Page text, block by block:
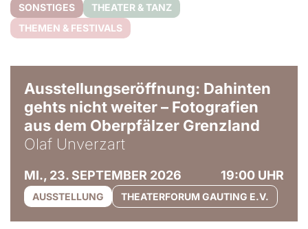
SONSTIGES
THEATER & TANZ
THEMEN & FESTIVALS
Ausstellungseröffnung: Dahinten
gehts nicht weiter – Fotografien
aus dem Oberpfälzer Grenzland
Olaf Unverzart
MI., 23. SEPTEMBER 2026 19:00 UHR
AUSSTELLUNG THEATERFORUM GAUTING E.V.